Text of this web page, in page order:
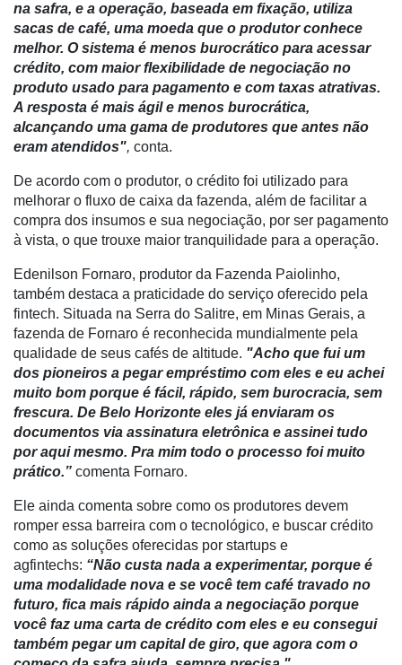
Agricultura
de
Precisão
Automação
e
Robótica
Dados
e
Análise
E-
Commerce
Informatização
Agricultura
Vertical
Software
Empresarial
Tecnologia
Recursos
Hídricos
Membros
Liberali
Netrin
na safra, e a operação, baseada em fixação, utiliza
sacas de café, uma moeda que o produtor conhece
melhor. O sistema é menos burocrático para acessar
crédito, com maior flexibilidade de negociação no
produto usado para pagamento e com taxas atrativas.
A resposta é mais ágil e menos burocrática,
alcançando uma gama de produtores que antes não
eram atendidos", conta.
De acordo com o produtor, o crédito foi utilizado para
melhorar o fluxo de caixa da fazenda, além de facilitar a
compra dos insumos e sua negociação, por ser pagamento
à vista, o que trouxe maior tranquilidade para a operação.
Edenilson Fornaro, produtor da Fazenda Paiolinho,
também destaca a praticidade do serviço oferecido pela
fintech. Situada na Serra do Salitre, em Minas Gerais, a
fazenda de Fornaro é reconhecida mundialmente pela
qualidade de seus cafés de altitude. "Acho que fui um
dos pioneiros a pegar empréstimo com eles e eu achei
muito bom porque é fácil, rápido, sem burocracia, sem
frescura. De Belo Horizonte eles já enviaram os
documentos via assinatura eletrônica e assinei tudo
por aqui mesmo. Pra mim todo o processo foi muito
prático.” comenta Fornaro.
Ele ainda comenta sobre como os produtores devem
romper essa barreira com o tecnológico, e buscar crédito
como as soluções oferecidas por startups e
agfintechs: “Não custa nada a experimentar, porque é
uma modalidade nova e se você tem café travado no
futuro, fica mais rápido ainda a negociação porque
você faz uma carta de crédito com eles e eu consegui
também pegar um capital de giro, que agora com o